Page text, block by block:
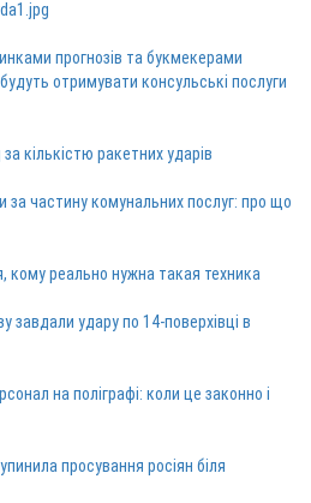
прогнозів та букмекерами
отримувати консульські послуги
кількістю ракетних ударів
за частину комунальних послуг: про що
кому реально нужна такая техника
завдали удару по 14-поверхівці в
на поліграфі: коли це законно і
просування росіян біля